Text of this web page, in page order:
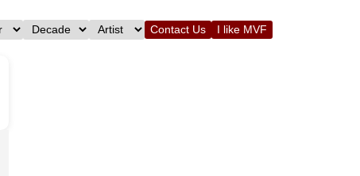
Contact Us I like MVF